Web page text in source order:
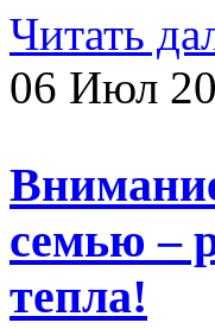
Читать
06 Июл
семью –
тепла!